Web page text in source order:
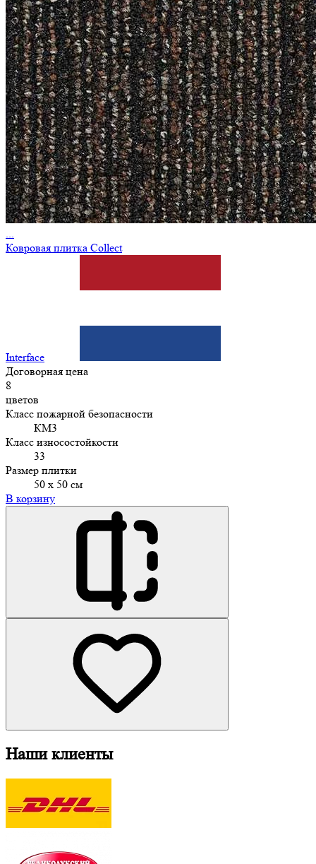
...
Ковровая плитка Collect
Interface
Договорная цена
8
цветов
Класс пожарной безопасности
КМ3
Класс износостойкости
33
Размер плитки
50 х 50 см
В корзину
Наши клиенты